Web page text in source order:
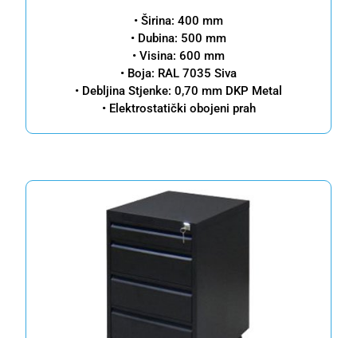
• Širina: 400 mm
• Dubina: 500 mm
• Visina: 600 mm
• Boja: RAL 7035 Siva
• Debljina Stjenke: 0,70 mm DKP Metal
• Elektrostatički obojeni prah